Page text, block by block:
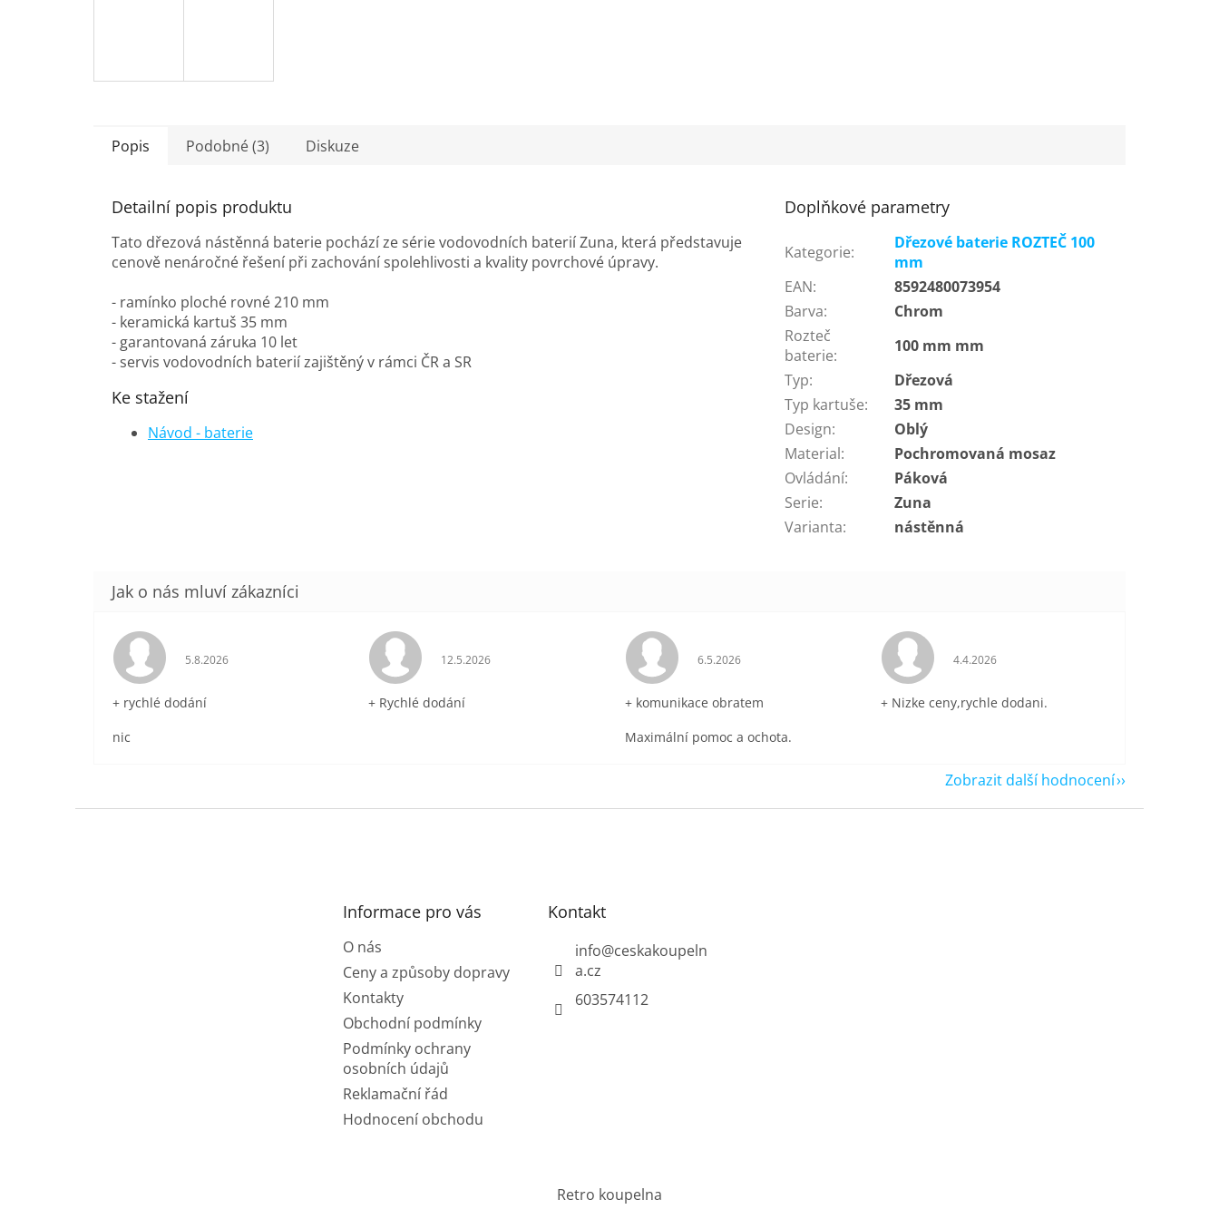
Popis Podobné (3) Diskuze
Detailní popis produktu
Tato dřezová nástěnná baterie pochází ze série vodovodních baterií Zuna, která představuje
cenově nenáročné řešení při zachování spolehlivosti a kvality povrchové úpravy.
- ramínko ploché rovné 210 mm
- keramická kartuš 35 mm
- garantovaná záruka 10 let
- servis vodovodních baterií zajištěný v rámci ČR a SR
Ke stažení
Návod - baterie
Doplňkové parametry
Kategorie:
Dřezové baterie ROZTEČ 100
mm
EAN:
8592480073954
Barva:
Chrom
Rozteč
baterie:
100 mm mm
Typ:
Dřezová
Typ kartuše:
35 mm
Design:
Oblý
Material:
Pochromovaná mosaz
Ovládání:
Páková
Serie:
Zuna
Varianta: nástěnná
Hodnocení obchodu je 5 z 5 hvězdiček.
5.8.2026
+ rychlé dodání
nic
Hodnocení obchodu je 5 z 5 hvězdiček.
12.5.2026
+ Rychlé dodání
Hodnocení obchodu je 5 z 5 hvězdiček.
6.5.2026
+ komunikace obratem
Maximální pomoc a ochota.
Hodnocení obchodu je 5 z 5 hvězdiček.
4.4.2026
+ Nizke ceny,rychle dodani.
Zobrazit další hodnocení
Informace pro vás
O nás
Ceny a způsoby dopravy
Kontakty
Obchodní podmínky
Podmínky ochrany
osobních údajů
Reklamační řád
Hodnocení obchodu
Kontakt
info@ceskakoupeln
a.cz
603574112
Retro koupelna